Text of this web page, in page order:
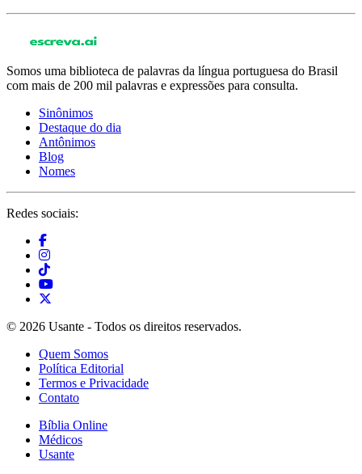
Somos uma biblioteca de palavras da língua portuguesa do Brasil
com mais de 200 mil palavras e expressões para consulta.
Sinônimos
Destaque do dia
Antônimos
Blog
Nomes
Redes sociais:
© 2026 Usante - Todos os direitos reservados.
Quem Somos
Política Editorial
Termos e Privacidade
Contato
Bíblia Online
Médicos
Usante